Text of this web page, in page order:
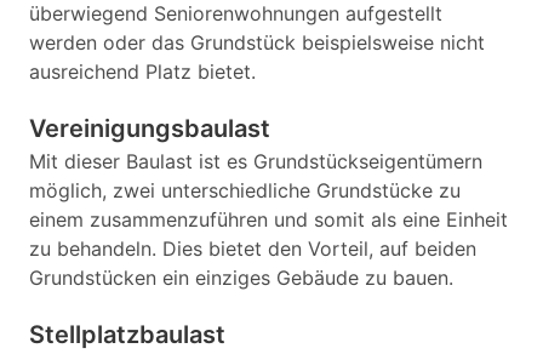
überwiegend Seniorenwohnungen aufgestellt
werden oder das Grundstück beispielsweise nicht
ausreichend Platz bietet.
Vereinigungsbaulast
Mit dieser Baulast ist es Grundstückseigentümern
möglich, zwei unterschiedliche Grundstücke zu
einem zusammenzuführen und somit als eine Einheit
zu behandeln. Dies bietet den Vorteil, auf beiden
Grundstücken ein einziges Gebäude zu bauen.
Stellplatzbaulast